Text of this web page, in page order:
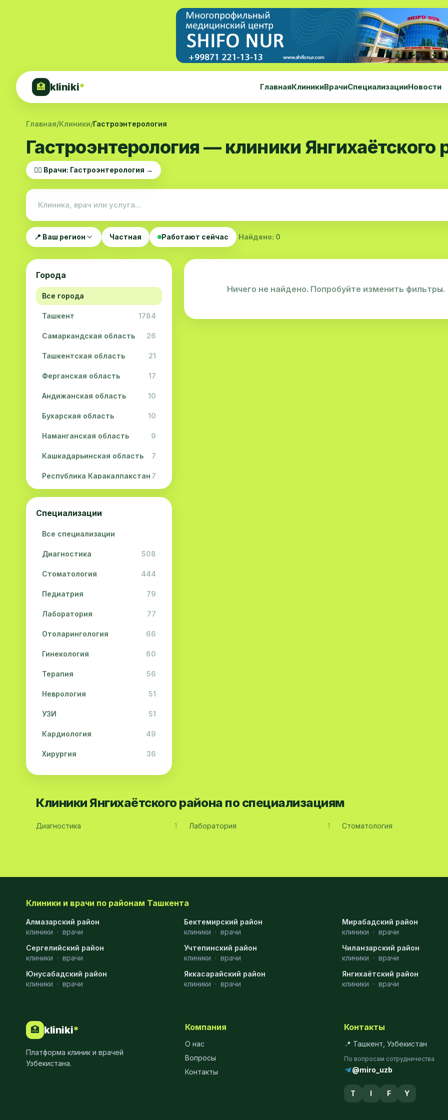
🏥 kliniki* ГлавнаяКлиникиВрачиСпециализацииНовости
Главная/Клиники/Гастроэнтерология
Гастроэнтерология — клиники Янгихаётского
👨‍⚕️ Врачи: Гастроэнтерология →
📍 Ваш регион Частная Работают сейчас Найдено: 0
Города
Все города
Ташкент 1784
Самаркандская область 26
Ташкентская область 21
Ферганская область 17
Андижанская область 10
Бухарская область 10
Наманганская область 9
Кашкадарьинская область 7
Республика Каракалпакстан 7
Навоийская область 5
Джизакская область
Сурхандарьинская область
Сырдарьинская область 2
Хорезмская область 2
Специализации
Все специализации
Диагностика 508
Стоматология 444
Педиатрия 79
Лаборатория 77
Отоларингология 66
Гинекология 60
Терапия 56
Неврология 51
УЗИ 51
Кардиология 49
Хирургия 36
Физиотерапия 31
Акушерство
Ортопедия
Массаж
Гастроэнтерология
Андрология
Ничего не найдено. Попробуйте изменить фильтры.
Клиники Янгихаётского района по специализациям
Диагностика 1 Лаборатория 1 Стоматология
Клиники и врачи по районам Ташкента
Алмазарский район
клиники · врачи
Бектемирский район
клиники · врачи
Мирабадский район
клиники · врачи
Сергелийский район
клиники · врачи
Учтепинский район
клиники · врачи
Чиланзарский район
клиники · врачи
Юнусабадский район
клиники · врачи
Яккасарайский район
клиники · врачи
Янгихаётский район
клиники · врачи
🏥 kliniki*
Платформа клиник и врачей
Узбекистана.
Компания
О нас
Вопросы
Контакты
Контакты
📍 Ташкент, Узбекистан
По вопросам сотрудничества
@miro_uzb
T I F Y